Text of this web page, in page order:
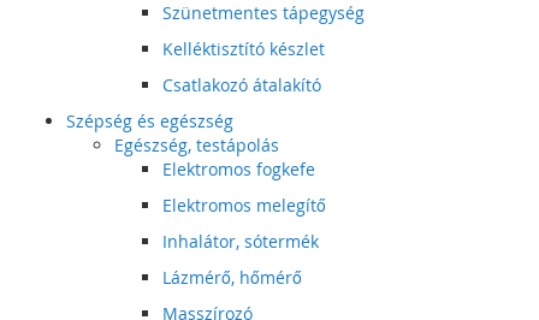
Szünetmentes tápegység
Kelléktisztító készlet
Csatlakozó átalakító
Szépség és egészség
Egészség, testápolás
Elektromos fogkefe
Elektromos melegítő
Inhalátor, sótermék
Lázmérő, hőmérő
Masszírozó